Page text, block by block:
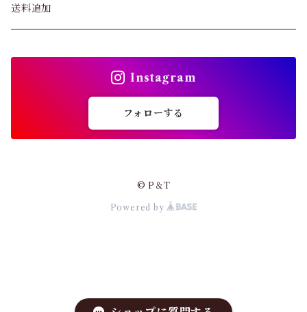
ショーツ
ガードル・ウエストニッパー
パンツ&スカート
アウター・コート
送料追加
Instagram
フォローする
© P＆T
Powered by